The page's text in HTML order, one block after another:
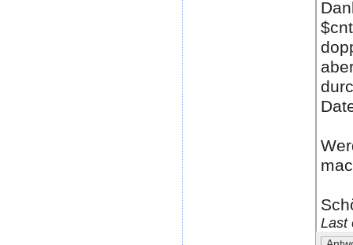
Last